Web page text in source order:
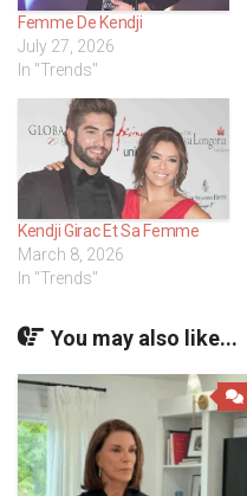
Femme De Kendji
July 27, 2026
In "Trends"
Kendji Girac Et Sa Femme
March 8, 2026
In "Trends"
You may also like...